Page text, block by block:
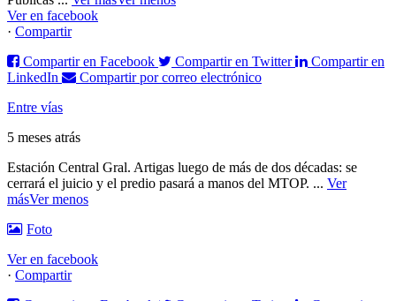
Ver en facebook
· Compartir
Compartir en Facebook
Compartir en Twitter
Compartir en
LinkedIn
Compartir por correo electrónico
Entre vías
5 meses atrás
Estación Central Gral. Artigas luego de más de dos décadas: se
cerrará el juicio y el predio pasará a manos del MTOP. ... Ver
másVer menos
Foto
Ver en facebook
· Compartir